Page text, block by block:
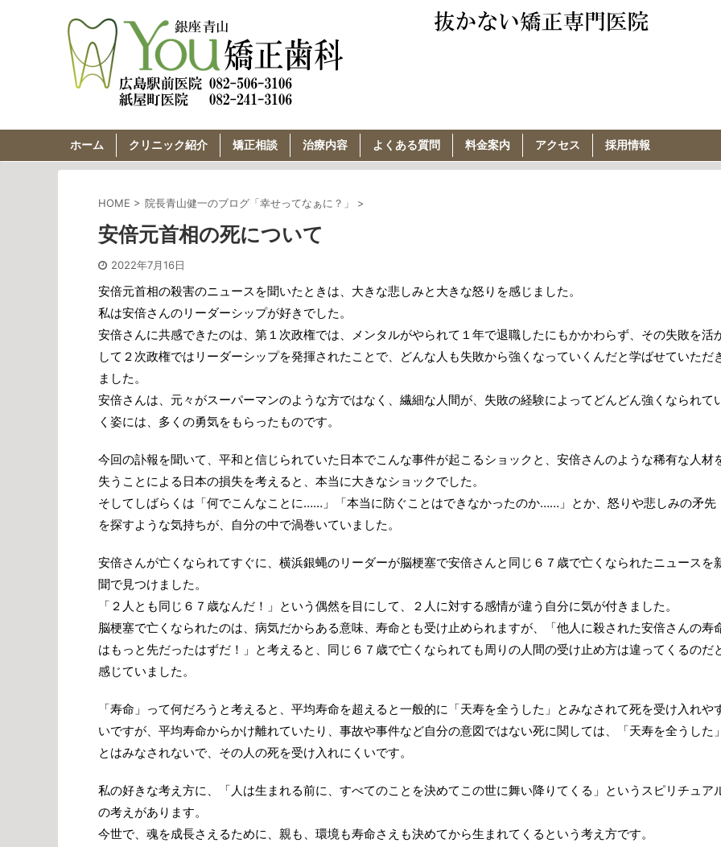
ホーム クリニック紹介 矯正相談 治療内容 よくある質問 料金案内 アクセス 採用情報
HOME > 院長青山健一のブログ「幸せってなぁに？」 >
安倍元首相の死について
2022年7月16日
安倍元首相の殺害のニュースを聞いたときは、大きな悲しみと大きな怒りを感じました。
私は安倍さんのリーダーシップが好きでした。
安倍さんに共感できたのは、第１次政権では、メンタルがやられて１年で退職したにもかかわらず、その失敗を活
して２次政権ではリーダーシップを発揮されたことで、どんな人も失敗から強くなっていくんだと学ばせていただ
ました。
安倍さんは、元々がスーパーマンのような方ではなく、繊細な人間が、失敗の経験によってどんどん強くなられて
く姿には、多くの勇気をもらったものです。
今回の訃報を聞いて、平和と信じられていた日本でこんな事件が起こるショックと、安倍さんのような稀有な人材
失うことによる日本の損失を考えると、本当に大きなショックでした。
そしてしばらくは「何でこんなことに……」「本当に防ぐことはできなかったのか……」とか、怒りや悲しみの矛先
を探すような気持ちが、自分の中で渦巻いていました。
安倍さんが亡くなられてすぐに、横浜銀蝿のリーダーが脳梗塞で安倍さんと同じ６７歳で亡くなられたニュースを
聞で見つけました。
「２人とも同じ６７歳なんだ！」という偶然を目にして、２人に対する感情が違う自分に気が付きました。
脳梗塞で亡くなられたのは、病気だからある意味、寿命とも受け止められますが、「他人に殺された安倍さんの寿
はもっと先だったはずだ！」と考えると、同じ６７歳で亡くなられても周りの人間の受け止め方は違ってくるのだ
感じていました。
「寿命」って何だろうと考えると、平均寿命を超えると一般的に「天寿を全うした」とみなされて死を受け入れや
いですが、平均寿命からかけ離れていたり、事故や事件など自分の意図ではない死に関しては、「天寿を全うした」
とはみなされないで、その人の死を受け入れにくいです。
私の好きな考え方に、「人は生まれる前に、すべてのことを決めてこの世に舞い降りてくる」というスピリチュア
の考えがあります。
今世で、魂を成長さえるために、親も、環境も寿命さえも決めてから生まれてくるという考え方です。